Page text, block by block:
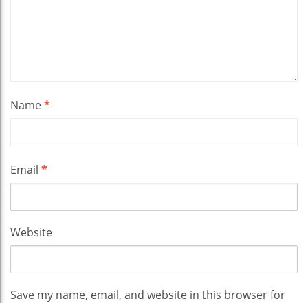
Name*
Email *
Website
Save my name, email, and website in this browser for